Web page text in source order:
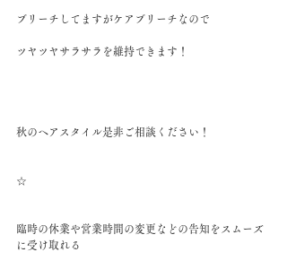
ブリーチしてますがケアブリーチなので
ツヤツヤサラサラを維持できます！
秋のヘアスタイル是非ご相談ください！
☆
臨時の休業や営業時間の変更などの告知をスムーズ
に受け取れる